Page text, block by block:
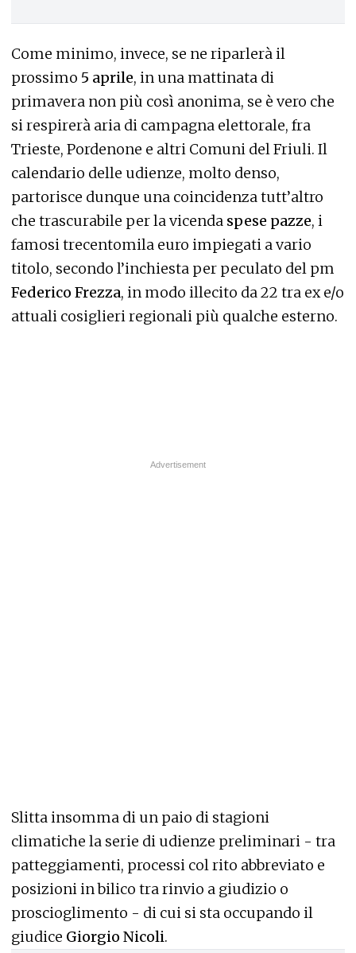
Come minimo, invece, se ne riparlerà il
prossimo 5 aprile, in una mattinata di
primavera non più così anonima, se è vero che
si respirerà aria di campagna elettorale, fra
Trieste, Pordenone e altri Comuni del Friuli. Il
calendario delle udienze, molto denso,
partorisce dunque una coincidenza tutt’altro
che trascurabile per la vicenda spese pazze, i
famosi trecentomila euro impiegati a vario
titolo, secondo l’inchiesta per peculato del pm
Federico Frezza, in modo illecito da 22 tra ex e/o
attuali cosiglieri regionali più qualche esterno.
Slitta insomma di un paio di stagioni
climatiche la serie di udienze preliminari - tra
patteggiamenti, processi col rito abbreviato e
posizioni in bilico tra rinvio a giudizio o
proscioglimento - di cui si sta occupando il
giudice Giorgio Nicoli.